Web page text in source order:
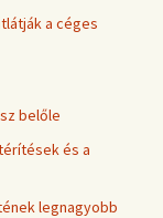
a céges
belőle
és a
legnagyobb